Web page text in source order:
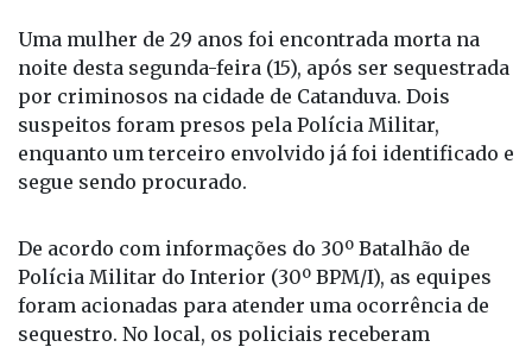
Uma mulher de 29 anos foi encontrada morta na
noite desta segunda-feira (15), após ser sequestrada
por criminosos na cidade de Catanduva. Dois
suspeitos foram presos pela Polícia Militar,
enquanto um terceiro envolvido já foi identificado e
segue sendo procurado.
De acordo com informações do 30º Batalhão de
Polícia Militar do Interior (30º BPM/I), as equipes
foram acionadas para atender uma ocorrência de
sequestro. No local, os policiais receberam